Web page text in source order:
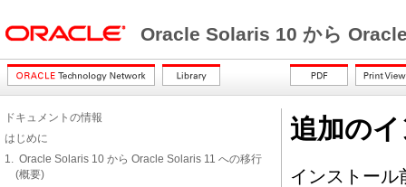
Oracle Solaris 10 から
ドキュメントの情報
はじめに
1. Oracle Solaris 10 から Oracle Solaris 11 への移行
(概要)
追加の
インストー